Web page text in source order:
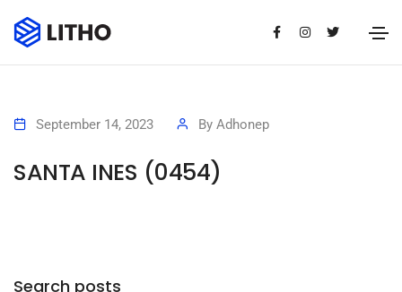
September 14, 2023 By Adhonep
SANTA INES (0454)
Search posts